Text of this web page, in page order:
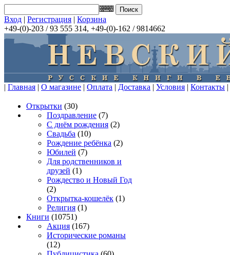
Вход | Регистрация | Корзина
+49-(0)-203 / 93 555 314, +49-(0)-162 / 9814662
| Главная | О магазине | Оплата | Доставка | Условия | Контакты |
Открытки (30)
Поздравление (7)
С днём рождения (2)
Свадьба (10)
Рождение ребёнка (2)
Юбилей (7)
Для родственников и
друзей (1)
Рождество и Новый Год
(2)
Открытка-кошелёк (1)
Религия (1)
Книги (10751)
Акция (167)
Исторические романы
(12)